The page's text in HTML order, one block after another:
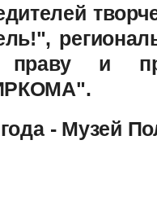
праву и
- Музей